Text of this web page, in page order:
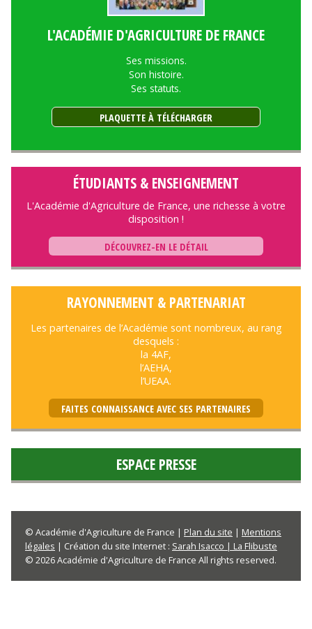
L'ACADÉMIE D'AGRICULTURE DE FRANCE
Ses missions.
Son histoire.
Ses statuts.
PLAQUETTE À TÉLÉCHARGER
ÉTUDIANTS & ENSEIGNEMENT
L'Académie d'Agriculture de France, une richesse à votre
disposition !
DÉCOUVREZ-EN LE DÉTAIL
RAYONNEMENT & PARTENARIAT
Les partenaires de l’Académie sont nombreux, au rang
desquels :
la 4AF,
l’AEHA,
l’UEAA.
FAITES CONNAISSANCE AVEC SES PARTENAIRES
ESPACE PRESSE
© Académie d'Agriculture de France | Plan du site | Mentions
légales | Création du site Internet : Sarah Isacco | La Flibuste
© 2026 Académie d'Agriculture de France All rights reserved.